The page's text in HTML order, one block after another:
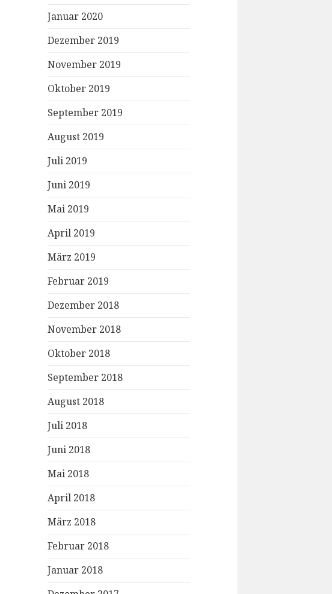
Januar 2020
Dezember 2019
November 2019
Oktober 2019
September 2019
August 2019
Juli 2019
Juni 2019
Mai 2019
April 2019
März 2019
Februar 2019
Dezember 2018
November 2018
Oktober 2018
September 2018
August 2018
Juli 2018
Juni 2018
Mai 2018
April 2018
März 2018
Februar 2018
Januar 2018